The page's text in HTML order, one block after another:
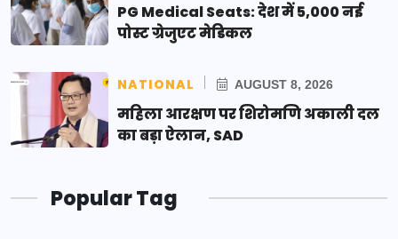
PG Medical Seats: देश में 5,000 नई
पोस्ट ग्रेजुएट मेडिकल
NATIONAL AUGUST 8, 2026
महिला आरक्षण पर शिरोमणि अकाली दल
का बड़ा ऐलान, SAD
Popular Tag